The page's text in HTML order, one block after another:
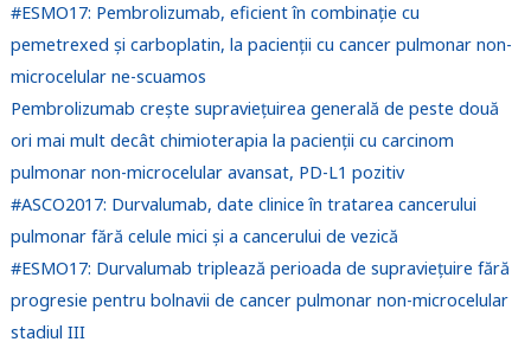
#ESMO17: Pembrolizumab, eficient în combinație cu
pemetrexed și carboplatin, la pacienții cu cancer pulmonar non-
microcelular ne-scuamos
Pembrolizumab crește supraviețuirea generală de peste două
ori mai mult decât chimioterapia la pacienții cu carcinom
pulmonar non-microcelular avansat, PD-L1 pozitiv
#ASCO2017: Durvalumab, date clinice în tratarea cancerului
pulmonar fără celule mici și a cancerului de vezică
#ESMO17: Durvalumab triplează perioada de supraviețuire fără
progresie pentru bolnavii de cancer pulmonar non-microcelular
stadiul III